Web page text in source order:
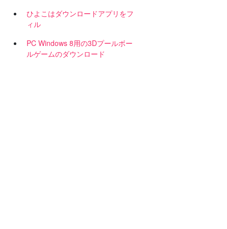
ひよこはダウンロードアプリをフ
ィル
PC Windows 8用の3Dプールボー
ルゲームのダウンロード